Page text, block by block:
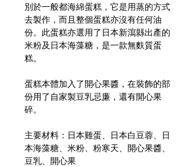
別於一般都海綿蛋糕，它是用蒸的方式
去製作，而且整個蛋糕亦沒有任何油
份。此蛋糕亦選用了日本新瀉縣出產的
米粉及日本海藻糖，是一款無麩質蛋
糕。
蛋糕本體加入了開心果醬，在裝飾的部
份用了自家製豆乳忌廉，還有開心果
碎。
主要材料：日本雞蛋、日本白豆蓉、日
本海藻糖、米粉、粉寒天、開心果醬、
豆乳、開心果